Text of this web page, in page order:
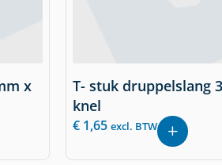
x
T- stuk druppelslang
knel
€ 1,65 excl. BTW